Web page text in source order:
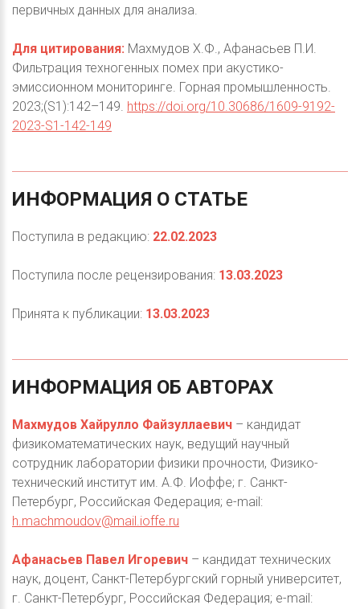
первичных данных для анализа.
Для цитирования: Махмудов Х.Ф., Афанасьев П.И.
Фильтрация техногенных помех при акустико-
эмиссионном мониторинге. Горная промышленность.
2023;(S1):142–149. https://doi.org/10.30686/1609-9192-
2023-S1-142-149
ИНФОРМАЦИЯ О СТАТЬЕ
Поступила в редакцию: 22.02.2023
Поступила после рецензирования: 13.03.2023
Принята к публикации: 13.03.2023
ИНФОРМАЦИЯ ОБ АВТОРАХ
Махмудов Хайрулло Файзуллаевич – кандидат
физикоматематических наук, ведущий научный
сотрудник лаборатории физики прочности, Физико-
технический институт им. А.Ф. Иоффе; г. Санкт-
Петербург, Российская Федерация; e-mail:
h.machmoudov@mail.ioffe.ru
Афанасьев Павел Игоревич – кандидат технических
наук, доцент, Санкт-Петербургский горный университет,
г. Санкт-Петербург, Российская Федерация; e-mail: